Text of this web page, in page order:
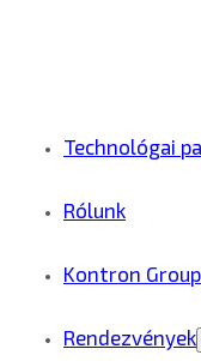
Technológai
Rólunk
Kontron Group
Rendezvények